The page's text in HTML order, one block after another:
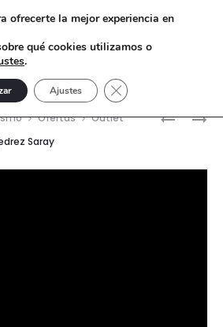
SUJETA
Ofertas
Outlet
Saray
ofrecerte la mejor experiencia en
qué cookies utilizamos o
.
Ajustes Cerrar el banner de